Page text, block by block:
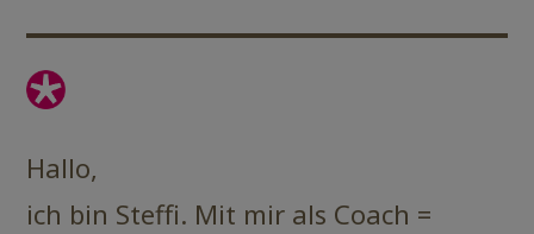
Hallo,
ich bin Steffi. Mit mir als Coach =